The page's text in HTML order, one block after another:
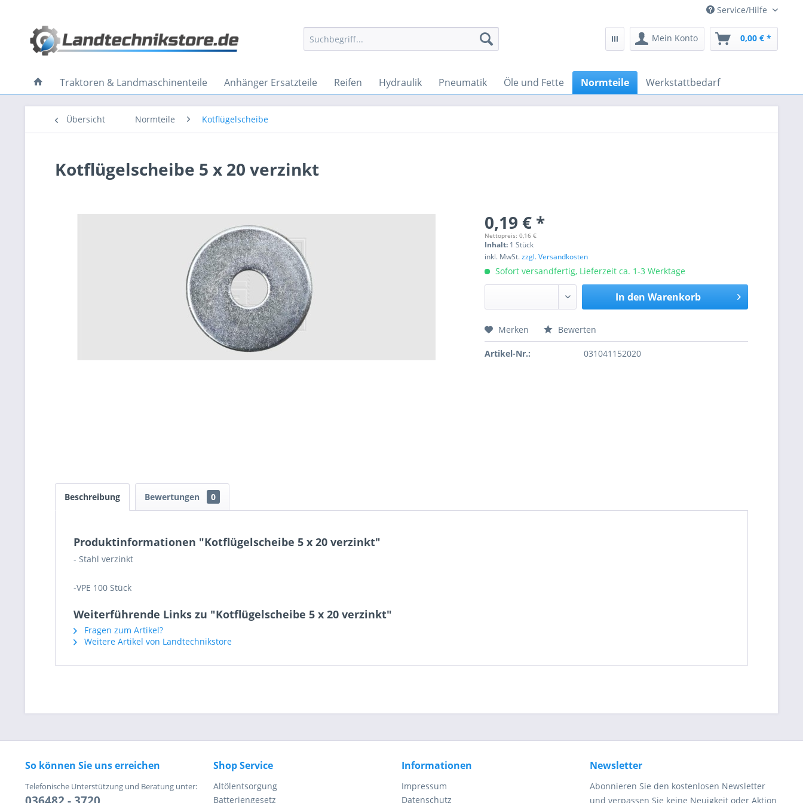
Service/Hilfe
Mein Konto 0,00 € *
Traktoren & Landmaschinenteile Anhänger Ersatzteile Reifen Hydraulik Pneumatik Öle und Fette Normteile Werkstattbedarf
Übersicht Normteile Kotflügelscheibe
Kotflügelscheibe 5 x 20 verzinkt
0,19 € *
Nettopreis: 0,16 €
Inhalt: 1 Stück
inkl. MwSt.zzgl. Versandkosten
Sofort versandfertig, Lieferzeit ca. 1-3 Werktage
In den Warenkorb
Preis anfragen
und stimme zu. *
Merken Bewerten
Artikel-Nr.: 031041152020
Beschreibung Bewertungen 0
Produktinformationen "Kotflügelscheibe 5 x 20 verzinkt"
- Stahl verzinkt
-VPE 100 Stück
Weiterführende Links zu "Kotflügelscheibe 5 x 20 verzinkt"
Fragen zum Artikel?
Weitere Artikel von Landtechnikstore
So können Sie uns erreichen
Telefonische Unterstützung und Beratung unter:
Shop Service
Altölentsorgung
Batteriengesetz
Informationen
Impressum
Datenschutz
Newsletter
Abonnieren Sie den kostenlosen Newsletter
und verpassen Sie keine Neuigkeit oder Aktion